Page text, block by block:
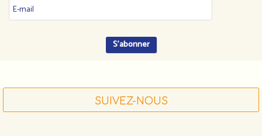
SUIVEZ-NOUS